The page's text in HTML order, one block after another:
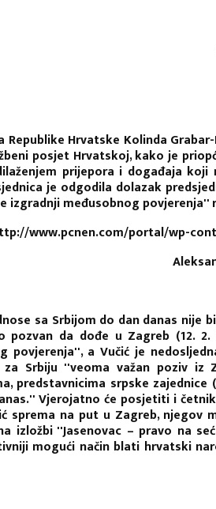
Republike Hrvatske Kolinda
posjet Hrvatskoj, kako je
prijepora i događaja
je odgodila dolazak
izgradnji međusobnog povjerenja''
sa Srbijom do dan danas nije
da dođe u Zagreb (12.
povjerenja'', a Vučić je
Srbiju ''veoma važan poziv iz
predstavnicima srpske
Vjerojatno će posjetiti i
sprema na put u Zagreb, njegov
izložbi ''Jasenovac – pravo na
mogući način blati hrvatski